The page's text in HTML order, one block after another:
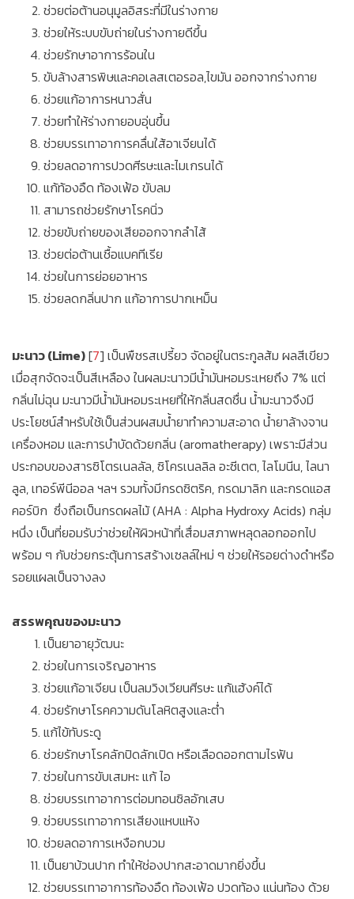
ช่วยต่อต้านอนุมูลอิสระที่มีในร่างกาย
ช่วยให้ระบบขับถ่ายในร่างกายดีขึ้น
ช่วยรักษาอาการร้อนใน
ขับล้างสารพิษและคอเลสเตอรอล,ไขมัน ออกจากร่างกาย
ช่วยแก้อาการหนาวสั่น
ช่วยทำให้ร่างกายอบอุ่นขึ้น
ช่วยบรรเทาอาการคลื่นใส้อาเจียนได้
ช่วยลดอาการปวดศีรษะและไมเกรนได้
แก้ท้องอืด ท้องเฟ้อ ขับลม
สามารถช่วยรักษาโรคนิ่ว
ช่วยขับถ่ายของเสียออกจากลำไส้
ช่วยต่อต้านเชื้อแบคทีเรีย
ช่วยในการย่อยอาหาร
ช่วยลดกลิ่นปาก แก้อาการปากเหม็น
มะนาว (Lime)[7] เป็นพืชรสเปรี้ยว จัดอยู่ในตระกูลส้ม ผลสีเขียว
เมื่อสุกจัดจะเป็นสีเหลือง ในผลมะนาวมีน้ำมันหอมระเหยถึง 7% แต่
กลิ่นไม่ฉุน มะนาวมีน้ำมันหอมระเหยที่ให้กลิ่นสดชื่น น้ำมะนาวจึงมี
ประโยชน์สำหรับใช้เป็นส่วนผสมน้ำยาทำความสะอาด น้ำยาล้างจาน
เครื่องหอม และการบำบัดด้วยกลิ่น (aromatherapy) เพราะมีส่วน
ประกอบของสารซิโตรเนลลัล, ซิโครเนลลิล อะซีเตต, ไลโมนีน, ไลนา
ลูล, เทอร์พีนีออล ฯลฯ รวมทั้งมีกรดซิตริค, กรดมาลิก และกรดแอส
คอร์บิก ซึ่งถือเป็นกรดผลไม้ (AHA : Alpha Hydroxy Acids) กลุ่ม
หนึ่ง เป็นที่ยอมรับว่าช่วยให้ผิวหน้าที่เสื่อมสภาพหลุดลอกออกไป
พร้อม ๆ กับช่วยกระตุ้นการสร้างเซลล์ใหม่ ๆ ช่วยให้รอยด่างดำหรือ
รอยแผลเป็นจางลง
สรรพคุณของมะนาว
เป็นยาอายุวัฒนะ
ช่วยในการเจริญอาหาร
ช่วยแก้อาเจียน เป็นลมวิงเวียนศีรษะ แก้แฮ้งค์ได้
ช่วยรักษาโรคความดันโลหิตสูงและต่ำ
แก้ไข้ทับระดู
ช่วยรักษาโรคลักปิดลักเปิด หรือเลือดออกตามไรฟัน
ช่วยในการขับเสมหะ แก้ ไอ
ช่วยบรรเทาอาการต่อมทอนซิลอักเสบ
ช่วยบรรเทาอาการเสียงแหบแห้ง
ช่วยลดอาการเหงือกบวม
เป็นยาบ้วนปาก ทำให้ช่องปากสะอาดมากยิ่งขึ้น
ช่วยบรรเทาอาการท้องอืด ท้องเฟ้อ ปวดท้อง แน่นท้อง ด้วย